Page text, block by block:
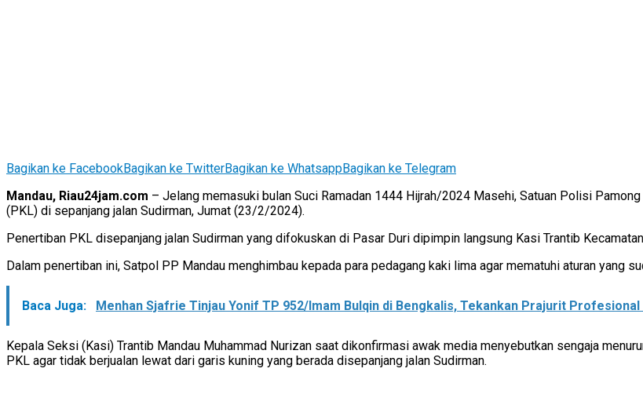
Bagikan ke FacebookBagikan ke TwitterBagikan ke WhatsappBagikan ke Telegram
Mandau, Riau24jam.com – Jelang memasuki bulan Suci Ramadan 1444 Hijrah/2024 Masehi, Satuan Polisi
(PKL) di sepanjang jalan Sudirman, Jumat (23/2/2024).
Penertiban PKL disepanjang jalan Sudirman yang difokuskan di Pasar Duri dipimpin langsung Kasi Trantib
Dalam penertiban ini, Satpol PP Mandau menghimbau kepada para pedagang kaki lima agar mematuhi aturan yang
Baca Juga: Menhan Sjafrie Tinjau Yonif TP 952/Imam Bulqin di Bengkalis, Tekankan Prajurit Profesional
Kepala Seksi (Kasi) Trantib Mandau Muhammad Nurizan saat dikonfirmasi awak media menyebutkan sengaja
PKL agar tidak berjualan lewat dari garis kuning yang berada disepanjang jalan Sudirman.